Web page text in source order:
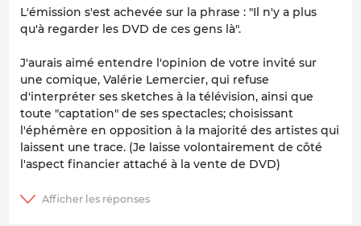
L'émission s'est achevée sur la phrase : "Il n'y a plus
qu'à regarder les DVD de ces gens là".
J'aurais aimé entendre l'opinion de votre invité sur
une comique, Valérie Lemercier, qui refuse
d'interpréter ses sketches à la télévision, ainsi que
toute "captation" de ses spectacles; choisissant
l'éphémère en opposition à la majorité des artistes qui
laissent une trace. (Je laisse volontairement de côté
l'aspect financier attaché à la vente de DVD)